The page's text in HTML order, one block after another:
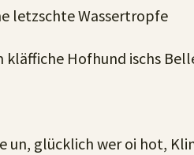
letzschte Wassertropfe
kläffiche Hofhund ischs
un, glücklich wer oi hot,